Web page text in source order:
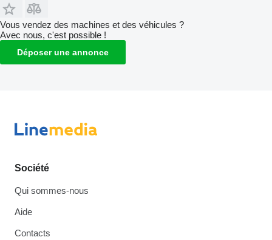
Vous vendez des machines et des véhicules ?
Avec nous, c'est possible !
Déposer une annonce
Société
Qui sommes-nous
Aide
Contacts